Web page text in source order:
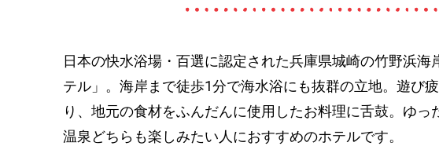
日本の快水浴場・百選に認定された兵庫県城崎の竹野浜
テル」。海岸まで徒歩1分で海水浴にも抜群の立地。遊び
り、地元の食材をふんだんに使用したお料理に舌鼓。ゆ
温泉どちらも楽しみたい人におすすめのホテルです。